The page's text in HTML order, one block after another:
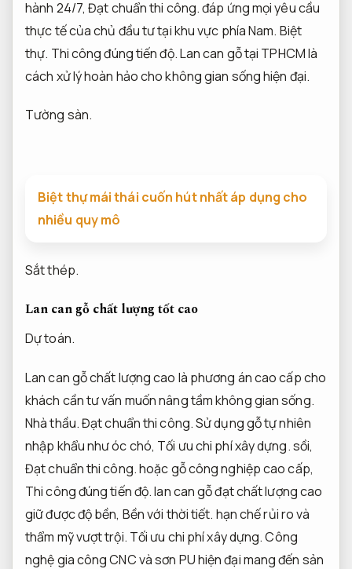
hành 24/7,Đạt chuẩn thi công.đáp ứng mọi yêu cầu
thực tế của chủ đầu tư tại khu vực phía Nam. Biệt
thự. Thi công đúng tiến độ.Lan can gỗ tại TPHCM là
cách xử lý hoàn hảo cho không gian sống hiện đại.
Tường sàn.
Biệt thự mái thái cuốn hút nhất áp dụng cho
nhiều quy mô
Sắt thép.
Lan can gỗ chất lượng tốt cao
Dự toán.
Lan can gỗ chất lượng cao là phương án cao cấp cho
khách cần tư vấn muốn nâng tầm không gian sống.
Nhà thầu.Đạt chuẩn thi công.Sử dụng gỗ tự nhiên
nhập khẩu như óc chó, Tối ưu chi phí xây dựng.sồi,
Đạt chuẩn thi công.hoặc gỗ công nghiệp cao cấp,
Thi công đúng tiến độ.lan can gỗ đạt chất lượng cao
giữ được độ bền, Bền với thời tiết. hạn chế rủi ro và
thẩm mỹ vượt trội. Tối ưu chi phí xây dựng.Công
nghệ gia công CNC và sơn PU hiện đại mang đến sản